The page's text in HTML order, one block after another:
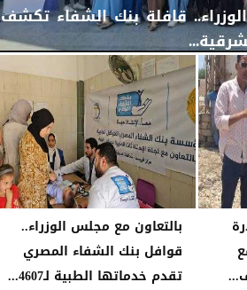
قافلة بنك الشفاء تكشف
بالتعاون مع مجلس الوزراء..
قوافل بنك الشفاء المصري
تقدم خدماتها الطبية لـ4607...